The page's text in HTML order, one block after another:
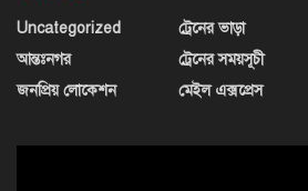
Uncategorized
আন্তঃনগর
জনপ্রিয় লোকেশন
ট্রেনের ভাড়া
ট্রেনের সময়সূচী
মেইল এক্সপ্রেস